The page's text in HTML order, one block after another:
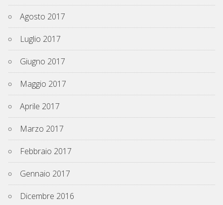
Agosto 2017
Luglio 2017
Giugno 2017
Maggio 2017
Aprile 2017
Marzo 2017
Febbraio 2017
Gennaio 2017
Dicembre 2016